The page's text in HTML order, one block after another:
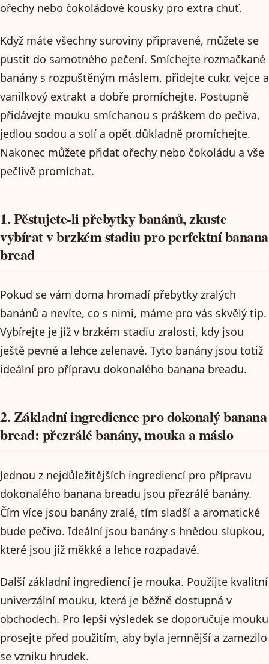
ořechy nebo čokoládové kousky pro extra chuť.
Když máte všechny suroviny připravené, můžete se
pustit do samotného pečení. Smíchejte rozmačkané
banány s rozpuštěným máslem, přidejte cukr, vejce a
vanilkový extrakt a dobře promíchejte. Postupně
přidávejte mouku smíchanou s práškem do pečiva,
jedlou sodou a solí a opět důkladně promíchejte.
Nakonec můžete přidat ořechy nebo čokoládu a vše
pečlivě promíchat.
1. Pěstujete-li přebytky banánů, zkuste
vybírat v brzkém stadiu pro perfektní banana
bread
Pokud se vám doma hromadí přebytky zralých
banánů a nevíte, co s nimi, máme pro vás skvělý tip.
Vybírejte je již v brzkém stadiu zralosti, kdy jsou
ještě pevné a lehce zelenavé. Tyto banány jsou totiž
ideální pro přípravu dokonalého banana breadu.
2. Základní ingredience pro dokonalý banana
bread: přezrálé banány, mouka a máslo
Jednou z nejdůležitějších ingrediencí pro přípravu
dokonalého banana breadu jsou přezrálé banány.
Čím více jsou banány zralé, tím sladší a aromatické
bude pečivo. Ideální jsou banány s hnědou slupkou,
které jsou již měkké a lehce rozpadavé.
Další základní ingrediencí je mouka. Použijte kvalitní
univerzální mouku, která je běžně dostupná v
obchodech. Pro lepší výsledek se doporučuje mouku
prosejte před použitím, aby byla jemnější a zamezilo
se vzniku hrudek.